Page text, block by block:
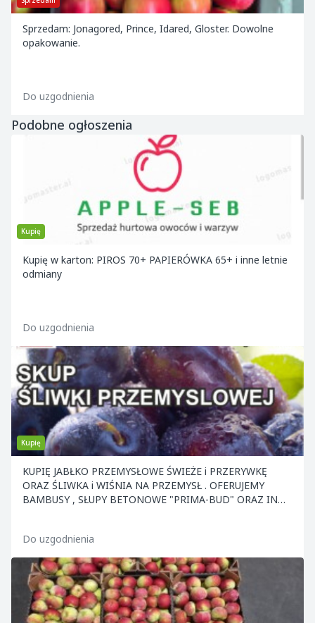
Sprzedam: Jonagored, Prince, Idared, Gloster. Dowolne
opakowanie.
Do uzgodnienia
Podobne ogłoszenia
Kupię
Kupię w karton: PIROS 70+ PAPIERÓWKA 65+ i inne letnie
odmiany
Do uzgodnienia
Kupię
KUPIĘ JABŁKO PRZEMYSŁOWE ŚWIEŻE i PRZERYWKĘ
ORAZ ŚLIWKA i WIŚNIA NA PRZEMYSŁ . OFERUJEMY
BAMBUSY , SŁUPY BETONOWE "PRIMA-BUD" ORAZ INNE
Do uzgodnienia